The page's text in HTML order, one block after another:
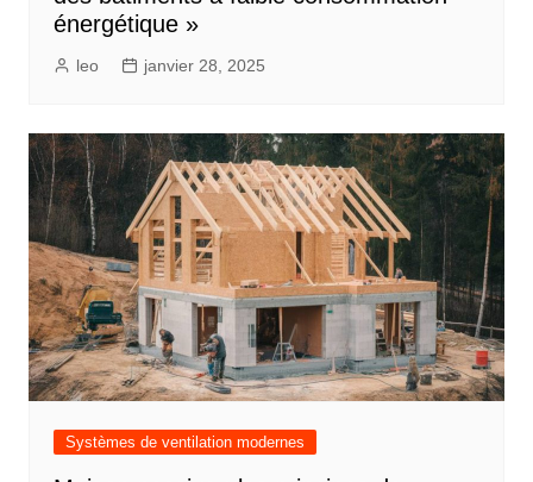
énergétique »
leo janvier 28, 2025
Systèmes de ventilation modernes